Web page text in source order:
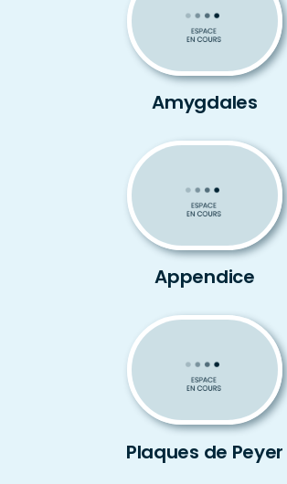
Amygdales
Appendice
Plaques de Peyer